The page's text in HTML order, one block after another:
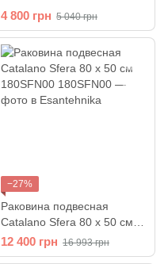
d40 см белая 1SO4000
4 800 грн 5 040 грн
−27%
Раковина подвесная
Catalano Sfera 80 х 50 см
180SFN00
12 400 грн 16 993 грн